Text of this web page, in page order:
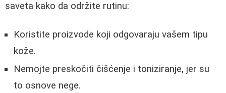
saveta kako da održite rutinu:
Koristite proizvode koji odgovaraju vašem tipu
kože.
Nemojte preskočiti čišćenje i toniziranje, jer su
to osnove nege.